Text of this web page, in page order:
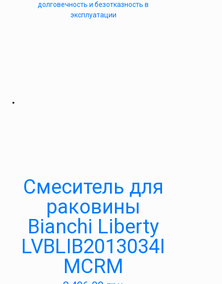
долговечность и безотказность в
эксплуатации
Смеситель для
раковины
Bianchi Liberty
LVBLIB2013034I
MCRM